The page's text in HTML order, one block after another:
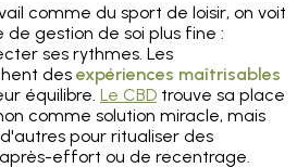
comme du sport de loisir, on voit
gestion de soi plus fine :
ses rythmes. Les
des expériences maîtrisables
équilibre. Le CBDtrouve sa place
comme solution miracle, mais
pour ritualiser des
effort ou de recentrage.